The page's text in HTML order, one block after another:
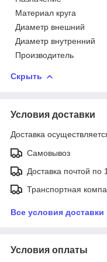
Материал круга
Диаметр внешний
Диаметр внутренний
Производитель
Скрыть
Условия доставки
Доставка
Самовывоз
Доставка почтой по
Транспортная
Все условия доставки
Условия оплаты